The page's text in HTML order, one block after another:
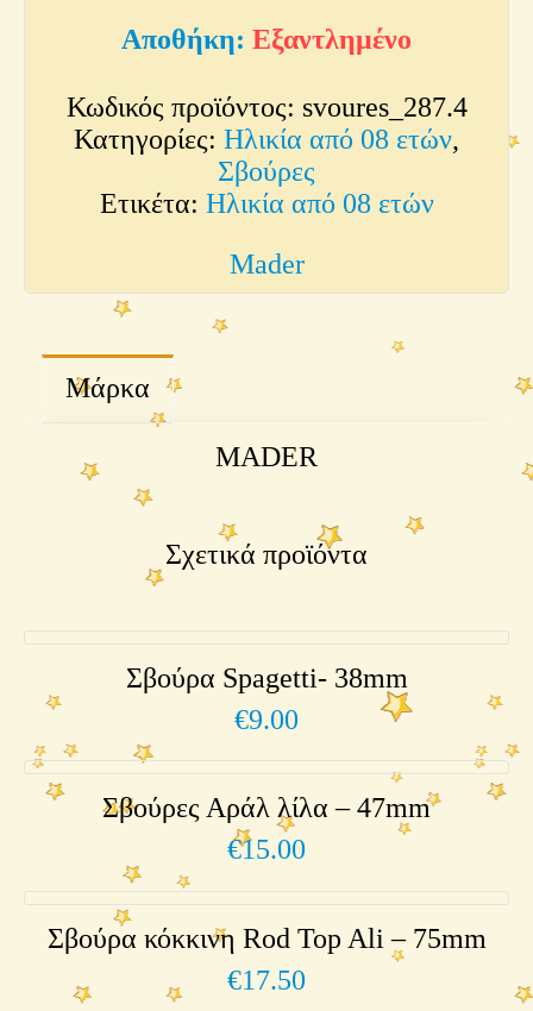
Εξαντλημένο
Κωδικός προϊόντος: svoures_287.4
Κατηγορίες: Ηλικία από 08 ετών,
Σβούρες
Ετικέτα: Ηλικία από 08 ετών
Mader
Μάρκα
MADER
Σχετικά προϊόντα
Σβούρα Spagetti- 38mm
€9.00
Σβούρες Αράλ λίλα – 47mm
€15.00
Σβούρα κόκκινη Rod Top Ali – 75mm
€17.50